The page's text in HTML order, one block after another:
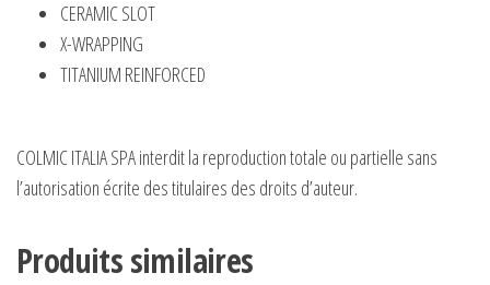
CERAMIC SLOT
X-WRAPPING
TITANIUM REINFORCED
COLMIC ITALIA SPA interdit la reproduction totale ou partielle sans
l’autorisation écrite des titulaires des droits d’auteur.
Produits similaires